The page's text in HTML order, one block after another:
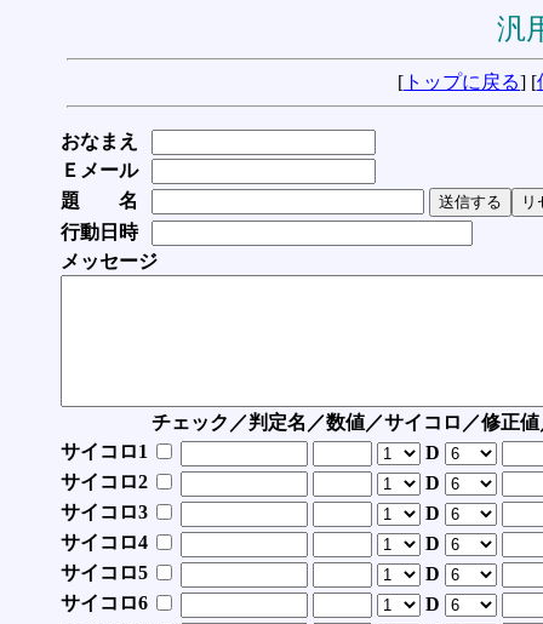
汎
[ トップに戻る] [
おなまえ
Ｅメール
題 名
行動日時
メッセージ
チェック／判定名／数値／サイコロ／修正
サイコロ1
D
サイコロ2
D
サイコロ3
D
サイコロ4
D
サイコロ5
D
サイコロ6
D